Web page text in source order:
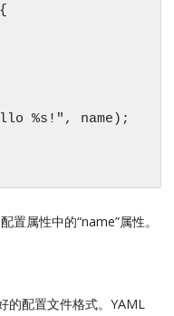
%s!", name);
属性中的“name”属性。
的配置文件格式。YAML